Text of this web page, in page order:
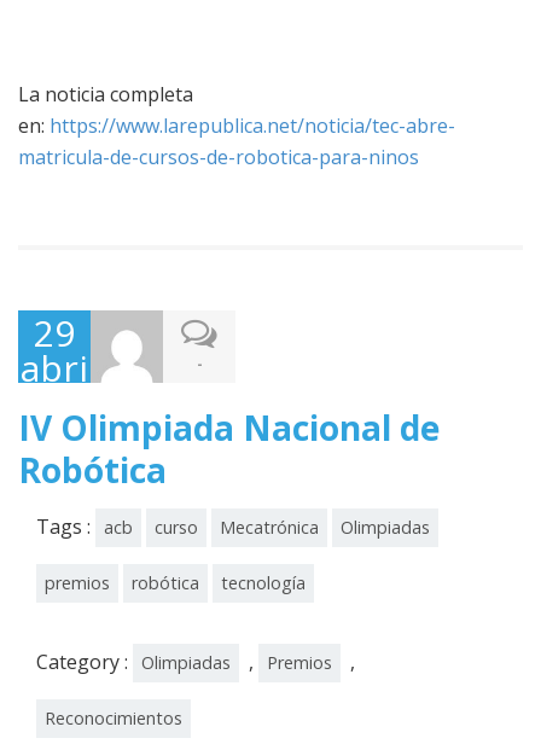
La noticia completa
en: https://www.larepublica.net/noticia/tec-abre-
matricula-de-cursos-de-robotica-para-ninos
29
abril,
2013
-
IV Olimpiada Nacional de
Robótica
Tags : acb curso Mecatrónica Olimpiadas
premios robótica tecnología
Category : Olimpiadas , Premios ,
Reconocimientos